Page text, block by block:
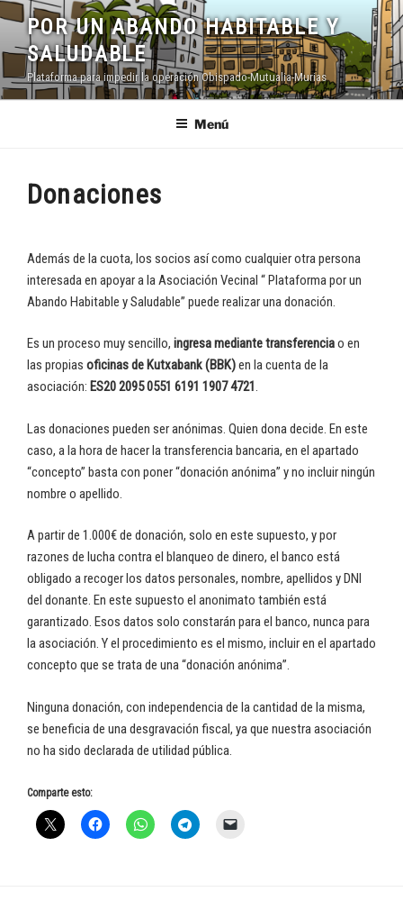
Saltar
contenido
POR UN ABANDO HABITABLE Y
SALUDABLE
Plataforma para impedir la operación Obispado-Mutualia-Murias
Menú
Donaciones
Además de la cuota, los socios así como cualquier otra persona
interesada en apoyar a la Asociación Vecinal “ Plataforma por un
Abando Habitable y Saludable” puede realizar una donación.
Es un proceso muy sencillo, ingresa mediante transferenciao en
las propias oficinas de Kutxabank (BBK)en la cuenta de la
asociación: ES20 2095 0551 6191 1907 4721.
Las donaciones pueden ser anónimas. Quien dona decide. En este
caso, a la hora de hacer la transferencia bancaria, en el apartado
“concepto” basta con poner “donación anónima” y no incluir ningún
nombre o apellido.
A partir de 1.000€ de donación, solo en este supuesto, y por
razones de lucha contra el blanqueo de dinero, el banco está
obligado a recoger los datos personales, nombre, apellidos y DNI
del donante. En este supuesto el anonimato también está
garantizado. Esos datos solo constarán para el banco, nunca para
la asociación. Y el procedimiento es el mismo, incluir en el apartado
concepto que se trata de una “donación anónima”.
Ninguna donación, con independencia de la cantidad de la misma,
se beneficia de una desgravación fiscal, ya que nuestra asociación
no ha sido declarada de utilidad pública.
Comparte esto: